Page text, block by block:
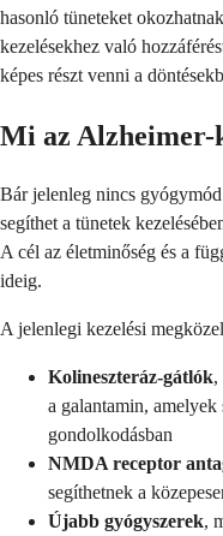
hasonló tüneteket
kezelésekhez való
képes részt venni a
Mi az Alzheimer-
Bár jelenleg nincs
segíthet a tünetek
A cél az életminőség és a
ideig.
A jelenlegi kezelési
Kolineszteráz-gátlók,
a galantamin, amelyek
gondolkodásban
NMDA receptor
segíthetnek a
Újabb gyógyszerek,